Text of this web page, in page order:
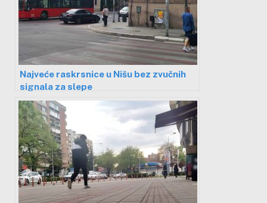
Najveće raskrsnice u Nišu bez zvučnih
signala za slepe